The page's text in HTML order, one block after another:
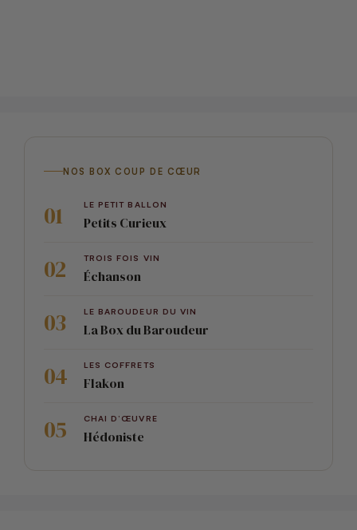
NOS BOX COUP DE CŒUR
LE PETIT BALLON
Petits Curieux
TROIS FOIS VIN
Échanson
LE BAROUDEUR DU VIN
La Box du Baroudeur
LES COFFRETS
Flakon
CHAI D’ŒUVRE
Hédoniste